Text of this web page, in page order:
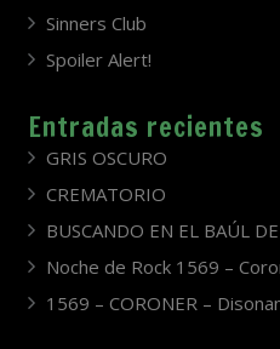
Sinners Club
Spoiler Alert!
Entradas recientes
GRIS OSCURO
CREMATORIO
BUSCANDO EN EL BAÚL
Noche de Rock 1569 –
1569 – CORONER –